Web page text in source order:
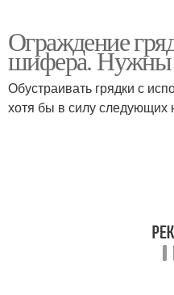
Ограждение
шифера. Нужны
Обустраивать грядки с
хотя бы в силу следующих